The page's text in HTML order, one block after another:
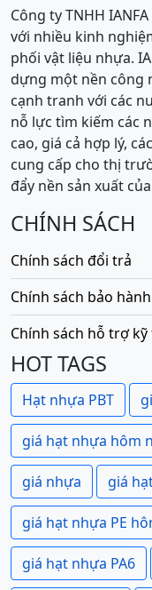
Công ty TNHH
với nhiều kinh
phối vật liệu nhựa.
dựng một nền công
cạnh tranh với các
nỗ lực tìm kiếm các
cao, giá cả hợp lý,
cung cấp cho thị
đẩy nền sản xuất
CHÍNH SÁCH
Chính sách đổi trả
Chính sách bảo hành
Chính sách hỗ trợ
HOT TAGS
Hạt nhựa PBT
giá hạt nhựa hôm
giá nhựa giá
giá hạt nhựa PE
giá hạt nhựa PA6